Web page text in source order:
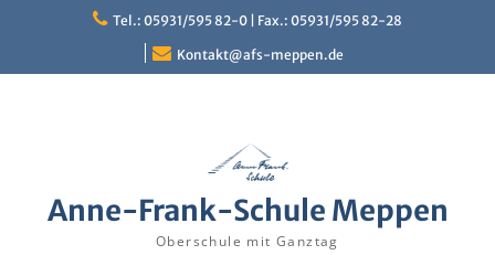
Tel.: 05931/595 82-0 | Fax.: 05931/595 82-28
Kontakt@afs-meppen.de
Anne-Frank-Schule Meppen
Oberschule mit Ganztag